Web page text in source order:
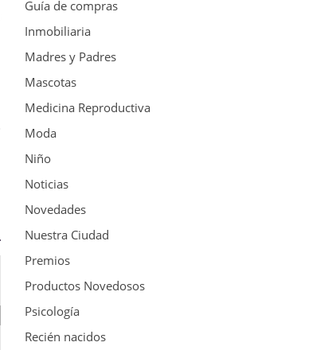
Guía de compras
Inmobiliaria
Madres y Padres
Mascotas
Medicina Reproductiva
Moda
Niño
Noticias
Novedades
Nuestra Ciudad
Premios
Productos Novedosos
Psicología
Recién nacidos